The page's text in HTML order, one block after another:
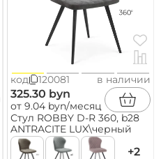
код 120081 в наличии
325.30 byn
от 9.04 byn/месяц
Стул ROBBY D-R 360, b28
ANTRACITE LUX\черный
+2